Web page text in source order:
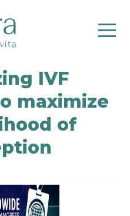
IVF
maximize
of